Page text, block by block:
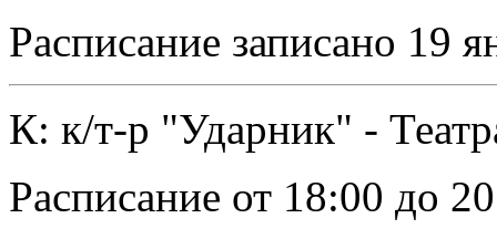
Расписание записано 19
К: к/т-р "Ударник" -
Расписание от 18:00 до